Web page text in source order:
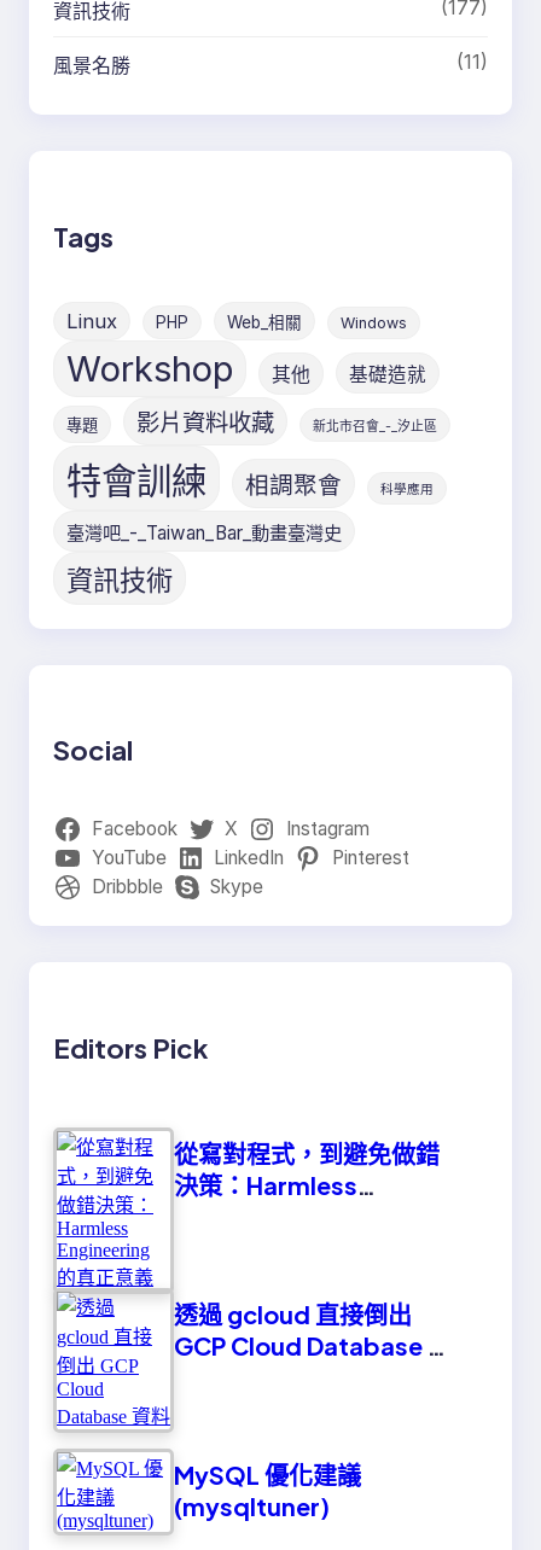
資訊技術 (177)
風景名勝 (11)
Tags
Linux PHP Web_相關 Windows
Workshop 其他 基礎造就
專題 影片資料收藏 新北市召會_-_汐止區
特會訓練 相調聚會 科學應用
臺灣吧_-_Taiwan_Bar_動畫臺灣史
資訊技術
Social
Facebook X
Instagram
YouTube
LinkedIn
Pinterest
Dribbble
Skype
Editors Pick
從寫對程式，到避免做錯
決策：Harmless
透過 gcloud 直接倒出
GCP Cloud Database 資
MySQL 優化建議
(mysqltuner)